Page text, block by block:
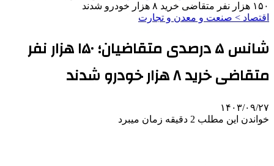
۱۵۰ هزار نفر متقاضی خرید ۸ هزار خودرو شدند
اقتصاد > صنعت و معدن و تجارت
شانس ۵ درصدی متقاضیان؛ ۱۵۰ هزار نفر
متقاضی خرید ۸ هزار خودرو شدند
۱۴۰۳/۰۹/۲۷
خواندن این مطلب 2 دقیقه زمان میبرد